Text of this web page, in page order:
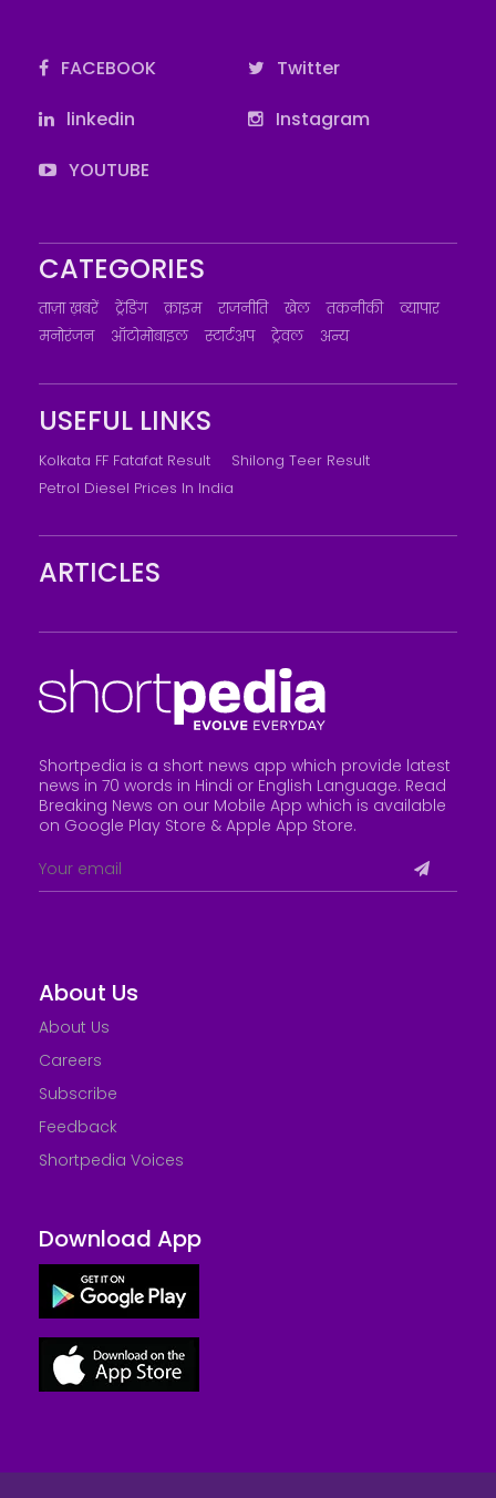
FACEBOOK
Twitter
linkedin
Instagram
YOUTUBE
CATEGORIES
ताज़ा ख़बरें ट्रेंडिंग क्राइम राजनीति खेल तकनीकी
व्यापार
मनोरंजन
ऑटोमोबाइल स्टार्टअप ट्रेवल अन्य
USEFUL LINKS
Kolkata FF Fatafat Result
Shilong Teer Result
Petrol Diesel Prices In India
ARTICLES
Shortpedia is a short news app which provide latest
news in 70 words in Hindi or English Language. Read
Breaking News on our Mobile App which is available
on Google Play Store & Apple App Store.
About Us
About Us
Careers
Subscribe
Feedback
Shortpedia Voices
Download App